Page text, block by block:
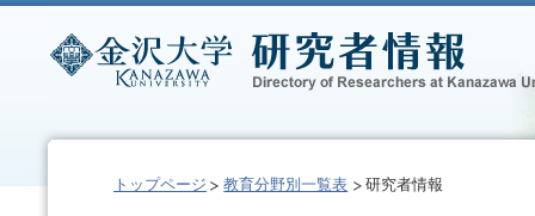
トップページ 教育分野別一覧表 研究者情報